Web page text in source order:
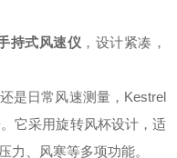
持式风速仪 ，设计紧凑，
是日常风速测量，Kestrel
它采用旋转风杯设计，适
力、风寒等多项功能。